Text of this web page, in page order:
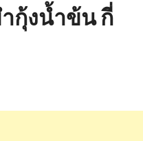
กุ้งน้ำข้น กี่